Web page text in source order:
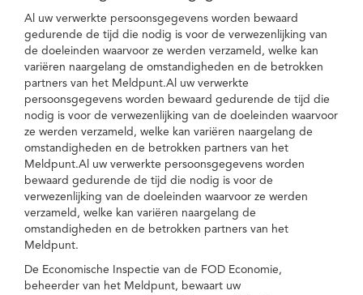
Al uw verwerkte persoonsgegevens worden bewaard
gedurende de tijd die nodig is voor de verwezenlijking van
de doeleinden waarvoor ze werden verzameld, welke kan
variëren naargelang de omstandigheden en de betrokken
partners van het Meldpunt.Al uw verwerkte
persoonsgegevens worden bewaard gedurende de tijd die
nodig is voor de verwezenlijking van de doeleinden waarvoor
ze werden verzameld, welke kan variëren naargelang de
omstandigheden en de betrokken partners van het
Meldpunt.Al uw verwerkte persoonsgegevens worden
bewaard gedurende de tijd die nodig is voor de
verwezenlijking van de doeleinden waarvoor ze werden
verzameld, welke kan variëren naargelang de
omstandigheden en de betrokken partners van het
Meldpunt.
De Economische Inspectie van de FOD Economie,
beheerder van het Meldpunt, bewaart uw